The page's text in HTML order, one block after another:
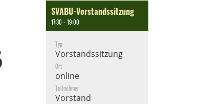
SVABU-Vorstandssitzung
17:30 - 19:00
Typ
Vorstandssitzung
Ort
online
Teilnehmer
Vorstand